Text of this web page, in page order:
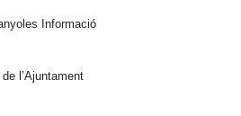
Informació
l’Ajuntament